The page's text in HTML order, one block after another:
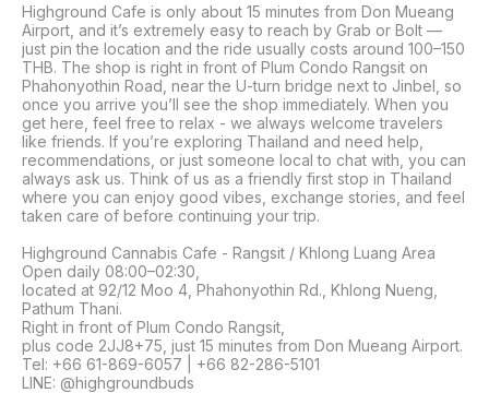
Highground Cafe is only about 15 minutes from Don Mueang
Airport, and it’s extremely easy to reach by Grab or Bolt —
just pin the location and the ride usually costs around 100–150
THB. The shop is right in front of Plum Condo Rangsit on
Phahonyothin Road, near the U-turn bridge next to Jinbel, so
once you arrive you’ll see the shop immediately. When you
get here, feel free to relax - we always welcome travelers
like friends. If you’re exploring Thailand and need help,
recommendations, or just someone local to chat with, you can
always ask us. Think of us as a friendly first stop in Thailand
where you can enjoy good vibes, exchange stories, and feel
taken care of before continuing your trip.
Highground Cannabis Cafe - Rangsit / Khlong Luang Area
Open daily 08:00–02:30,
located at 92/12 Moo 4, Phahonyothin Rd., Khlong Nueng,
Pathum Thani.
Right in front of Plum Condo Rangsit,
plus code 2JJ8+75, just 15 minutes from Don Mueang Airport.
Tel: +66 61-869-6057 | +66 82-286-5101
LINE: @highgroundbuds